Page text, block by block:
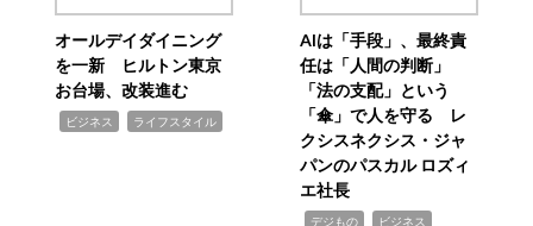
オールデイダイニング
を一新 ヒルトン東京
お台場、改装進む
ビジネス ライフスタイル
AIは「手段」、最終責
任は「人間の判断」
「法の支配」という
「傘」で人を守る レ
クシスネクシス・ジャ
パンのパスカル ロズィ
エ社長
デジもの ビジネス